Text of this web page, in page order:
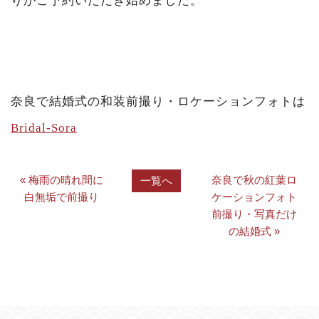
奈良で結婚式の和装前撮り・ロケーションフォトは
Bridal-Sora
« 梅雨の晴れ間に
白無垢で前撮り
一覧へ
奈良で秋の紅葉ロ
ケーションフォト
前撮り・写真だけ
の結婚式 »